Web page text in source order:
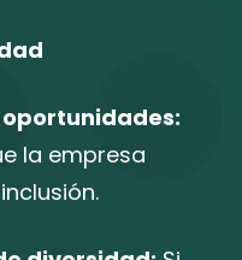
la empresa